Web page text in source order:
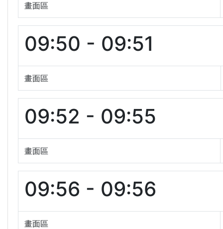
畫面區
09:50 - 09:51
畫面區
09:52 - 09:55
畫面區
09:56 - 09:56
畫面區